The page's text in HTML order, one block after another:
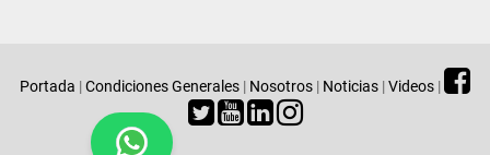
Portada |Condiciones Generales | Nosotros | Noticias |Videos |